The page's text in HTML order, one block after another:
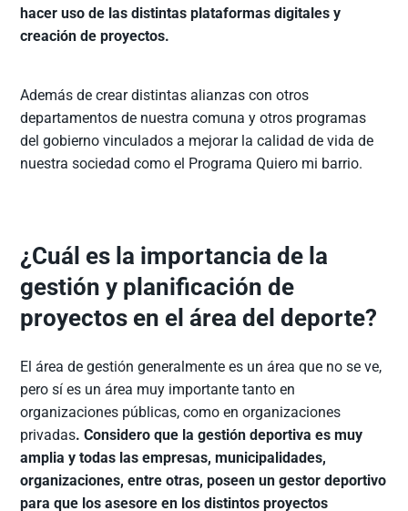
hacer uso de las distintas plataformas digitales y
creación de proyectos.
Además de crear distintas alianzas con otros
departamentos de nuestra comuna y otros programas
del gobierno vinculados a mejorar la calidad de vida de
nuestra sociedad como el Programa Quiero mi barrio.
¿Cuál es la importancia de la
gestión y planificación de
proyectos en el área del deporte?
El área de gestión generalmente es un área que no se ve,
pero sí es un área muy importante tanto en
organizaciones públicas, como en organizaciones
privadas. Considero que la gestión deportiva es muy
amplia y todas las empresas, municipalidades,
organizaciones, entre otras, poseen un gestor deportivo
para que los asesore en los distintos proyectos